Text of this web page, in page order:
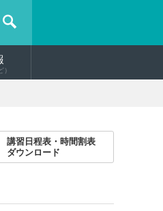
）
講習日程表・時間割表
ダウンロード